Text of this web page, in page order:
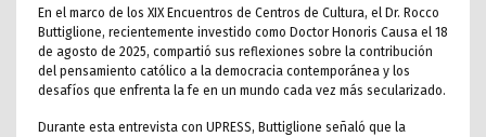
En el marco de los XIX Encuentros de Centros de Cultura, el Dr. Rocco
Buttiglione, recientemente investido como Doctor Honoris Causa el 18
de agosto de 2025, compartió sus reflexiones sobre la contribución
del pensamiento católico a la democracia contemporánea y los
desafíos que enfrenta la fe en un mundo cada vez más secularizado.
Durante esta entrevista con UPRESS, Buttiglione señaló que la